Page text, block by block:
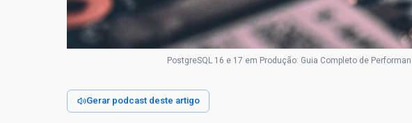
PostgreSQL 16 e 17 em Produção: Guia Completo de
Gerar podcast deste artigo